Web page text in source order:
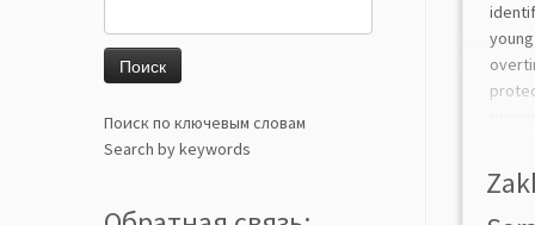
Поиск по ключевым словам
Search by keywords